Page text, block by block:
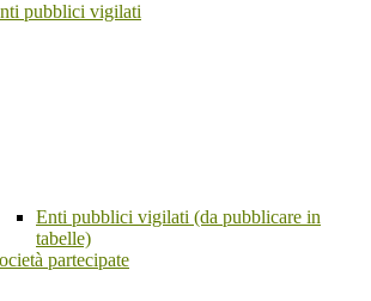
pubblici vigilati
Enti pubblici vigilati (da pubblicare in
tabelle)
partecipate